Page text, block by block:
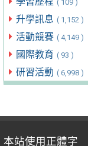
( 109 )
升學訊息 ( 1,152 )
活動競賽 ( 4,149 )
國際教育 ( 93 )
研習活動 ( 6,998 )
本站使用正體字